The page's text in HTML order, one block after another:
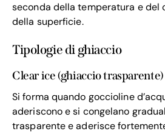
seconda della temperatura e del
della superficie.
Tipologie di ghiaccio
Clear ice (ghiaccio trasparente)
Si forma quando goccioline
aderiscono e si congelano
trasparente e aderisce